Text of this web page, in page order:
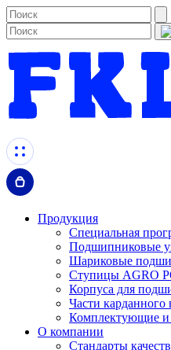
Продукция
Специальная
Подшипниковые
Шариковые
Ступицы AGRO
Корпуса для
Части карданного
Комплектующие и
О компании
Стандарты